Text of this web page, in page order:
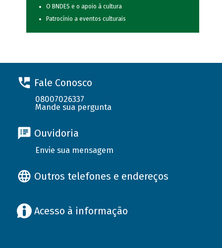
O BNDES e o apoio à cultura
Patrocínio a eventos culturais
Fale Conosco
08007026337
Mande sua pergunta
Ouvidoria
Envie sua mensagem
Outros telefones e endereços
Acesso à informação